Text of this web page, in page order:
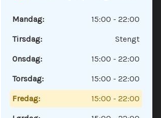
Mandag: 15:00 - 22:00
Tirsdag: Stengt
Onsdag: 15:00 - 22:00
Torsdag: 15:00 - 22:00
Fredag: 15:00 - 22:00